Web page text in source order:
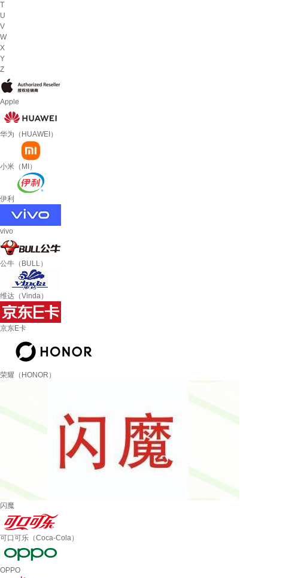
T
U
V
W
X
Y
Z
Apple
华为（HUAWEI）
小米（MI）
伊利
vivo
公牛（BULL）
维达（Vinda）
京东E卡
荣耀（HONOR）
闪魔
可口可乐（Coca-Cola）
OPPO